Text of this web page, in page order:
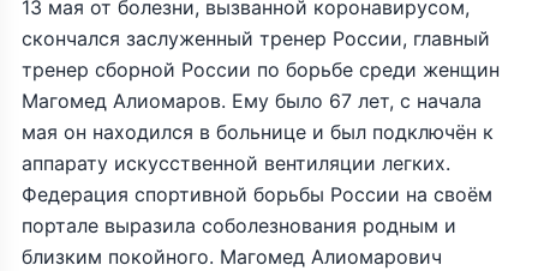
13 мая от болезни, вызванной коронавирусом,
скончался заслуженный тренер России, главный
тренер сборной России по борьбе среди женщин
Магомед Алиомаров. Ему было 67 лет, с начала
мая он находился в больнице и был подключён к
аппарату искусственной вентиляции легких.
Федерация спортивной борьбы России на своём
портале выразила соболезнования родным и
близким покойного. Магомед Алиомарович